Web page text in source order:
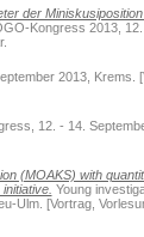
der
Kongress 2013,
2013, Krems.
12. - 14.
(MOAKS) with
Young
Ulm. [Vortrag,